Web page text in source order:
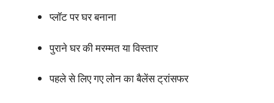
प्लॉट पर घर बनाना
पुराने घर की मरम्मत या विस्तार
पहले से लिए गए लोन का बैलेंस ट्रांसफर